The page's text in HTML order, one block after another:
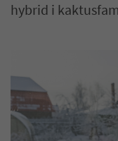
hybrid i